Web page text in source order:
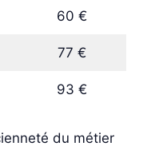
60 €
77 €
93 €
du métier